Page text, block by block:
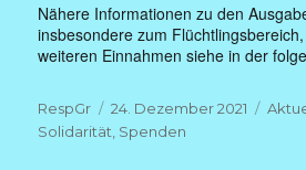
Nähere Informationen zu den
insbesondere zum
weiteren Einnahmen siehe in der
Autor
RespGr
Veröffentlicht
am
24. Dezember 2021
Solidarität Spenden